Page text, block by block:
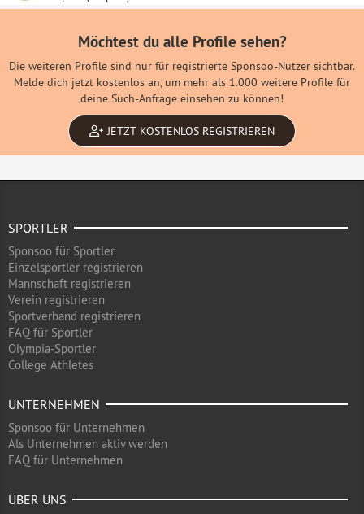
Möchtest du alle Profile sehen?
Die weiteren Profile sind nur für registrierte Sponsoo-Nutzer sichtbar.
Melde dich jetzt kostenlos an, um mehr als 1.000 weitere Profile für
deine Such-Anfrage einsehen zu können!
JETZT KOSTENLOS REGISTRIEREN
SPORTLER
Sponsoo für Sportler
Einzelsportler registrieren
Mannschaft registrieren
Verein registrieren
Sportverband registrieren
FAQ für Sportler
Olympia-Sportler
College Athletes
UNTERNEHMEN
Sponsoo für Unternehmen
Als Unternehmen aktiv werden
FAQ für Unternehmen
ÜBER UNS